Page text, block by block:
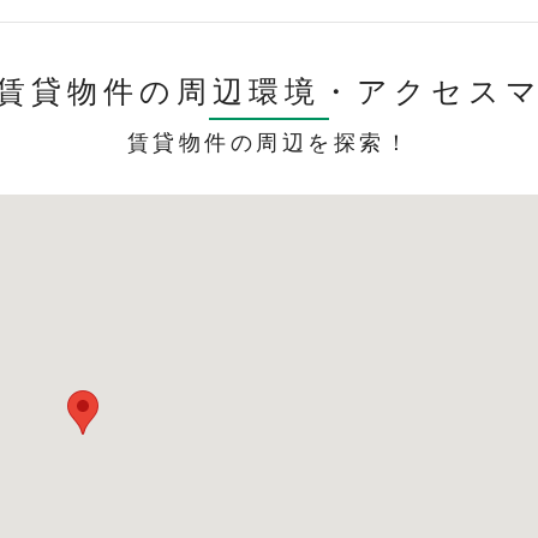
貸物件の周辺環境・ アクセス
賃貸物件の周辺を探索！